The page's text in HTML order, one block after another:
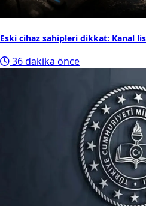
Eski cihaz sahipleri dikkat: Kanal
36 dakika önce